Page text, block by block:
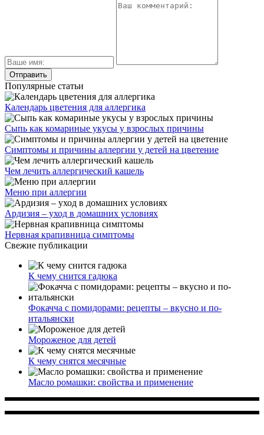
Популярные статьи
Календарь цветения для аллергика
Сыпь как комариные укусы у взрослых причины
Симптомы и причины аллергии у детей на цветение
Чем лечить аллергический кашель
Меню при аллергии
Ардизия – уход в домашних условиях
Нервная крапивница симптомы
Свежие публикации
К чему снится гадюка
Фокачча с помидорами: рецепты – вкусно и по-
итальянски
Мороженое для детей
К чему снятся месячные
Масло ромашки: свойства и применение